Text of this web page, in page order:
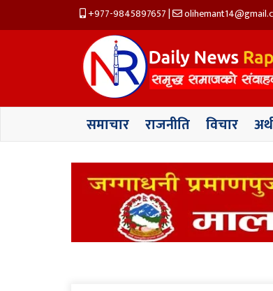
+977-9845897657|
समाचार राजनीति विचार अर्थ